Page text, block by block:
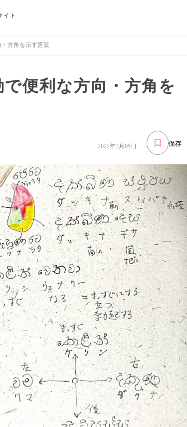
イト
方角を示す言葉
便利な方向・方角を
保存
2022年3月05日